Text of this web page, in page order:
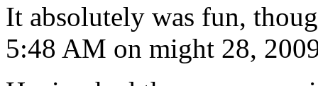
It absolutely was fun,
5:48 AM on might 28,